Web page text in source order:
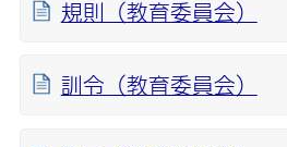
規則（教育委員会）
訓令（教育委員会）